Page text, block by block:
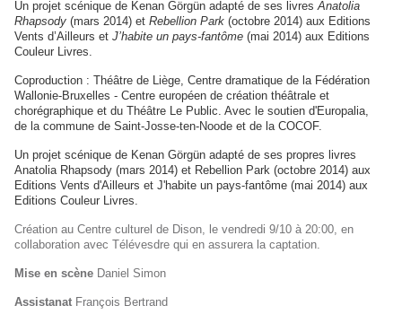
Un projet scénique de Kenan Görgün adapté de ses livresAnatolia
Rhapsody (mars 2014) et Rebellion Park (octobre 2014) aux Editions
Vents d’Ailleurs et J’habite un pays-fantôme (mai 2014) aux Editions
Couleur Livres.
Coproduction : Théâtre de Liège, Centre dramatique de la Fédération
Wallonie-Bruxelles - Centre européen de création théâtrale et
chorégraphique et du Théâtre Le Public. Avec le soutien d'Europalia,
de la commune de Saint-Josse-ten-Noode et de la COCOF.
Un projet scénique de Kenan Görgün adapté de ses propres livres
Anatolia Rhapsody (mars 2014) et Rebellion Park (octobre 2014) aux
Editions Vents d'Ailleurs et J'habite un pays-fantôme (mai 2014) aux
Editions Couleur Livres.
Création au Centre culturel de Dison, le vendredi 9/10 à 20:00, en
collaboration avec Télévesdre qui en assurera la captation.
Mise en scène Daniel Simon
Assistanat François Bertrand